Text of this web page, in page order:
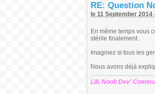
RE: Question
le 11 September 2014
En même temps vous
stérile finalement.
Imaginez si tous les
Nous avons déjà
Lili, Noob Dev'